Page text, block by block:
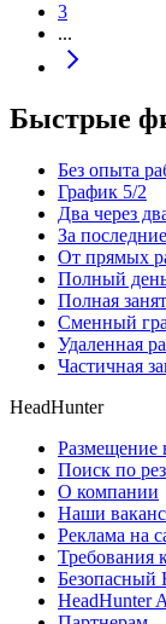
3
...
Быстрые
Без опыта
График 5/2
Два через
За
От прямых
Полный
Полная
Сменный
Удаленная
Частичная
HeadHunter
Размещение
Поиск по
О компании
Наши
Реклама на
Требования
Безопасный
HeadHunter